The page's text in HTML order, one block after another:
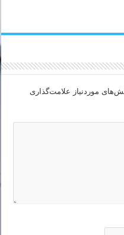
موردنیاز علامت‌گذاری